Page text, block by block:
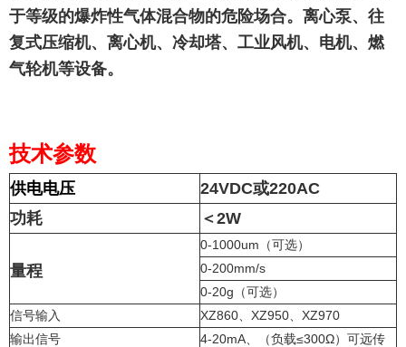
于等级的爆炸性气体混合物的危险场合。离心泵、往
复式压缩机、离心机、冷却塔、工业风机、电机、燃
气轮机等设备。
技术参数
供电电压
24VDC或220AC
功耗
＜2W
量程
0-1000um（可选）
0-200mm/s
0-20g（可选）
信号输入
XZ860、XZ950、XZ970
输出信号
4-20mA、（负载≤300Ω）可远传